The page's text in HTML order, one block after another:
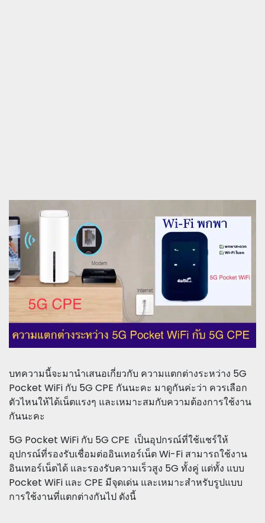
บทความนี้จะมานำเสนอเกี่ยวกับ ความแตกต่างระหว่าง 5G
Pocket WiFi กับ 5G CPE กันนะคะ มาดูกันค่ะว่า ควรเลือก
ตัวไหนให้ได้เน็ตแรงๆ และเหมาะสมกับความต้องการใช้งาน
กันนะคะ
5G Pocket WiFi กับ 5G CPE เป็นอุปกรณ์ที่ใช้แชร์ให้
อุปกรณ์ที่รองรับเชื่อมต่ออินเทอร์เน็ต Wi-Fi สามารถใช้งาน
อินเทอร์เน็ตได้ และรองรับความเร็วสูง 5G ทั้งคู่ แต่ทั้ง แบบ
Pocket WiFi และ CPE มีจุดเด่น และเหมาะสำหรับรูปแบบ
การใช้งานที่แตกต่างกันไป ดังนี้